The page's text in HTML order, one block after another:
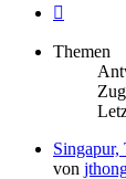
Themen
Singapur,
von